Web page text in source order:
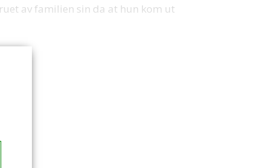
av familien sin da at hun kom ut